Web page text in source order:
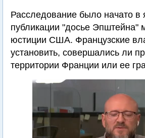
Расследование было начато в
публикации "досье Эпштейна"
юстиции США. Французские
установить, совершались ли
территории Франции или ее